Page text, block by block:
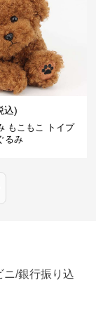
込)
もこもこ トイプ
るみ
ニ/銀行振り込